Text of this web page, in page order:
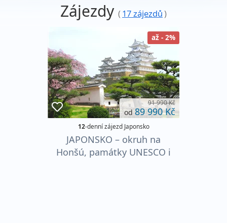
Zájezdy (17 zájezdů)
až - 2%
91 990 Kč
od 89 990 Kč
12-denní zájezd Japonsko
JAPONSKO – okruh na
Honšú, památky UNESCO i